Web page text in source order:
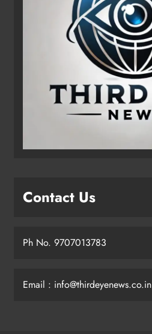
Contact Us
Ph No. 9707013783
Email : info@thirdeyenews.co.in